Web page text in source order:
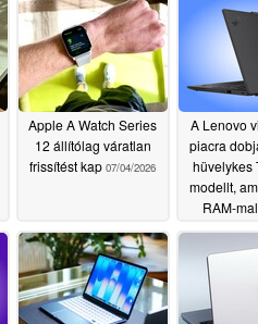
Apple A Watch Series
12 állítólag váratlan
frissítést kap 07/04/2026
A Lenovo
piacra
hüvelykes
modellt,
RAM-
rendelkezik